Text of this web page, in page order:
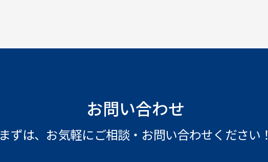
お問い合わせ
まずは、お気軽にご相談・ お問い合わせください！